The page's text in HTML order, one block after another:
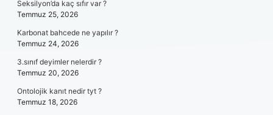
Seksilyon’da kaç sıfır var ?
Temmuz 25, 2026
Karbonat bahcede ne yapılır ?
Temmuz 24, 2026
3.sınıf deyimler nelerdir ?
Temmuz 20, 2026
Ontolojik kanıt nedir tyt ?
Temmuz 18, 2026